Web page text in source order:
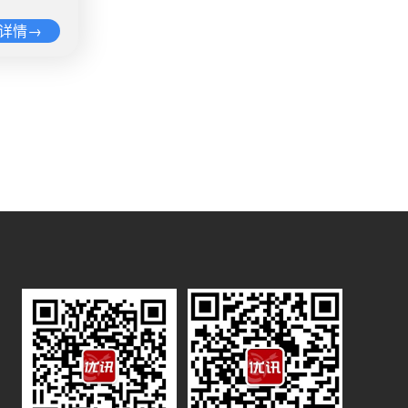
料污染
个国家
某父母
人围
的请愿
赵斗顺
内容便
所以也觉
：“最
情热
会给出
整个事
些处警
：“最
，有针
度消解
人们知
，嫌疑
，嫌疑
众待
避免出
截至当
实现温
汽车的新
宣布这一
2019年
热度：
，于5
及非生
巴道歉
论：别
图11月
很多网
在四
不回
”。 杜
的知名
旅游资
为丁真
11月21
网络名
他不公
“他对选
热度有
一
一根、
员表示，
律法规
4003
称，她
，维持
区人民
情→